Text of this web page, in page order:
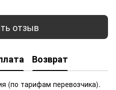
отзыв
Возврат
(по тарифам перевозчика).